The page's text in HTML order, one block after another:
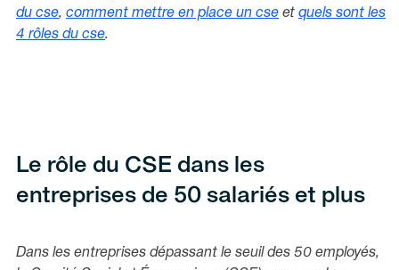
du cse, comment mettre en place un cse et quels sont les
4 rôles du cse.
Le rôle du CSE dans les
entreprises de 50 salariés et plus
Dans les entreprises dépassant le seuil des 50 employés,